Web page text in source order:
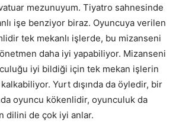
mezunuyum. Tiyatro sahnesinde
işe benziyor biraz. Oyuncuya verilen
tek mekanlı işlerde, bu mizanseni
daha iyi yapabiliyor. Mizanseni
iyi bildiği için tek mekan işlerin
Yurt dışında da öyledir, bir
oyuncu kökenlidir, oyunculuk da
dilini de çok iyi anlar.